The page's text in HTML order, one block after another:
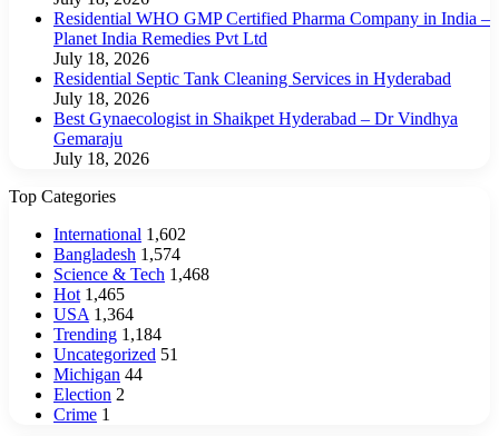
Residential WHO GMP Certified Pharma Company in India –
Planet India Remedies Pvt Ltd
July 18, 2026
Residential Septic Tank Cleaning Services in Hyderabad
July 18, 2026
Best Gynaecologist in Shaikpet Hyderabad – Dr Vindhya
Gemaraju
July 18, 2026
Top Categories
International 1,602
Bangladesh 1,574
Science & Tech 1,468
Hot 1,465
USA 1,364
Trending 1,184
Uncategorized 51
Michigan 44
Election 2
Crime 1